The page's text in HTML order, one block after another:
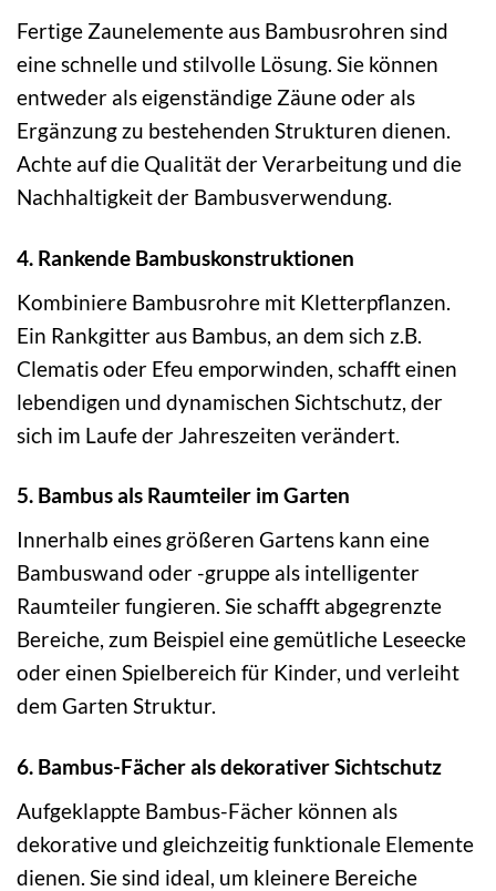
Fertige Zaunelemente aus Bambusrohren sind
eine schnelle und stilvolle Lösung. Sie können
entweder als eigenständige Zäune oder als
Ergänzung zu bestehenden Strukturen dienen.
Achte auf die Qualität der Verarbeitung und die
Nachhaltigkeit der Bambusverwendung.
4. Rankende Bambuskonstruktionen
Kombiniere Bambusrohre mit Kletterpflanzen.
Ein Rankgitter aus Bambus, an dem sich z.B.
Clematis oder Efeu emporwinden, schafft einen
lebendigen und dynamischen Sichtschutz, der
sich im Laufe der Jahreszeiten verändert.
5. Bambus als Raumteiler im Garten
Innerhalb eines größeren Gartens kann eine
Bambuswand oder -gruppe als intelligenter
Raumteiler fungieren. Sie schafft abgegrenzte
Bereiche, zum Beispiel eine gemütliche Leseecke
oder einen Spielbereich für Kinder, und verleiht
dem Garten Struktur.
6. Bambus-Fächer als dekorativer Sichtschutz
Aufgeklappte Bambus-Fächer können als
dekorative und gleichzeitig funktionale Elemente
dienen. Sie sind ideal, um kleinere Bereiche